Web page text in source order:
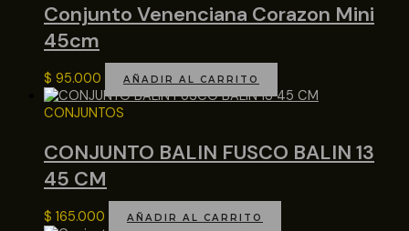
Conjunto Venenciana Corazon Mini
45cm
$ 95.000 AÑADIR AL CARRITO
CONJUNTOS
CONJUNTO BALIN FUSCO BALIN 13
45 CM
$ 165.000 AÑADIR AL CARRITO